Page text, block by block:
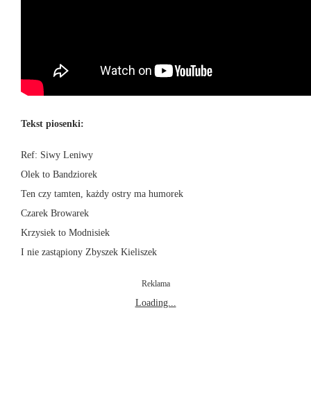
Tekst piosenki:
Ref: Siwy Leniwy
Olek to Bandziorek
Ten czy tamten, każdy ostry ma humorek
Czarek Browarek
Krzysiek to Modnisiek
I nie zastąpiony Zbyszek Kieliszek
Reklama
Loading...